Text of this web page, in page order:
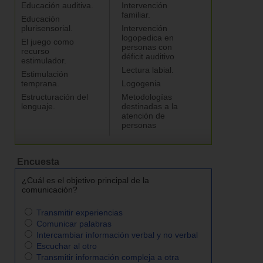
Educación auditiva.
Educación
plurisensorial.
El juego como
recurso
estimulador.
Estimulación
temprana.
Estructuración del
lenguaje.
Intervención
familiar.
Intervención
logopedica en
personas con
déficit auditivo
Lectura labial.
Logogenia
Metodologías
destinadas a la
atención de
personas
Encuesta
¿Cuál es el objetivo principal de la
comunicación?
Transmitir experiencias
Comunicar palabras
Intercambiar información verbal y no verbal
Escuchar al otro
Transmitir información compleja a otra